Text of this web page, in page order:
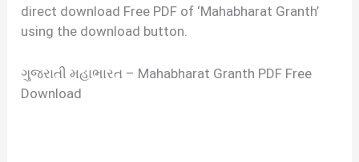
direct download Free PDF of ‘Mahabharat Granth’
using the download button.
ગુજરાતી મહાભારત – Mahabharat Granth PDF Free
Download